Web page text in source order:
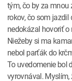
tým, čo by za mnou
rokov, čo som
nedokázal hovoriť
Niežeby si ma
nebol parťák do
To uvedomenie bol
vyrovnával.